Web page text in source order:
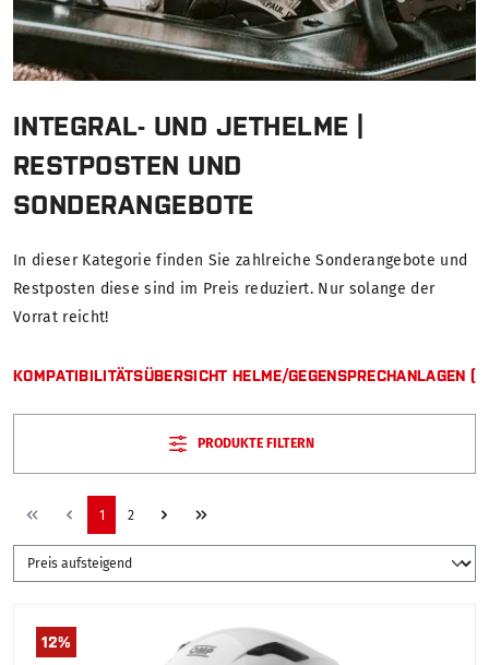
INTEGRAL- UND JETHELME |
RESTPOSTEN UND
SONDERANGEBOTE
In dieser Kategorie finden Sie zahlreiche Sonderangebote und
Restposten diese sind im Preis reduziert. Nur solange der
Vorrat reicht!
KOMPATIBILITÄTSÜBERSICHT HELME/GEGENSPRECHANLAGEN
PRODUKTE FILTERN
1 2
12%